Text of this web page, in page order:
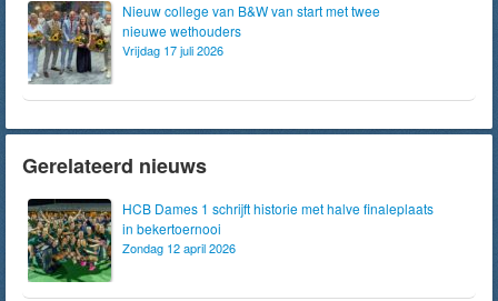
Nieuw college van B&W van start met twee
nieuwe wethouders
Vrijdag 17 juli 2026
Gerelateerd nieuws
HCB Dames 1 schrijft historie met halve finaleplaats
in bekertoernooi
Zondag 12 april 2026